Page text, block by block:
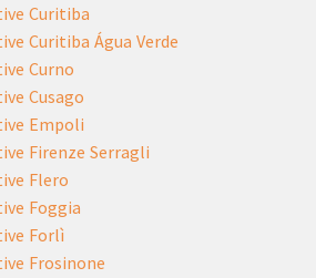
Curitiba
Curitiba Água Verde
Curno
Cusago
Empoli
Firenze Serragli
Flero
Foggia
Forlì
Frosinone